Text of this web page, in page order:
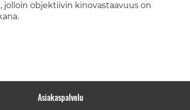
jolloin objektiivin kinovastaavuus on
Asiakaspalvelu